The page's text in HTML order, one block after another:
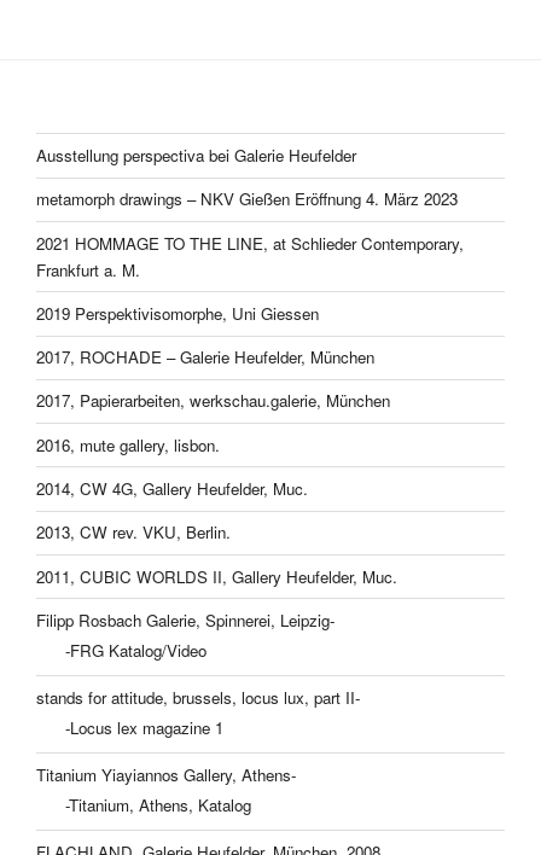
Ausstellung perspectiva bei Galerie Heufelder
metamorph drawings – NKV Gießen Eröffnung 4. März 2023
2021 HOMMAGE TO THE LINE, at Schlieder Contemporary,
Frankfurt a. M.
2019 Perspektivisomorphe, Uni Giessen
2017, ROCHADE – Galerie Heufelder, München
2017, Papierarbeiten, werkschau.galerie, München
2016, mute gallery, lisbon.
2014, CW 4G, Gallery Heufelder, Muc.
2013, CW rev. VKU, Berlin.
2011, CUBIC WORLDS II, Gallery Heufelder, Muc.
Filipp Rosbach Galerie, Spinnerei, Leipzig-
-FRG Katalog/Video
stands for attitude, brussels, locus lux, part II-
-Locus lex magazine 1
Titanium Yiayiannos Gallery, Athens-
-Titanium, Athens, Katalog